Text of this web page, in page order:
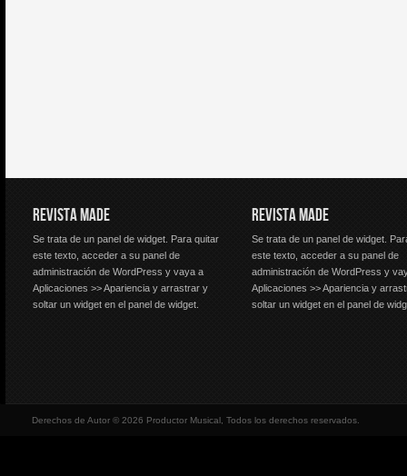
REVISTA MADE
Se trata de un panel de widget. Para quitar
este texto, acceder a su panel de
administración de WordPress y vaya a
Aplicaciones >> Apariencia y arrastrar y
soltar un widget en el panel de widget.
REVISTA MADE
Se trata de un panel de widget.
este texto, acceder a su panel de
administración de WordPress y
Aplicaciones >> Apariencia y
soltar un widget en el panel de
Derechos de Autor © 2026 Productor Musical, Todos los derechos reservados.